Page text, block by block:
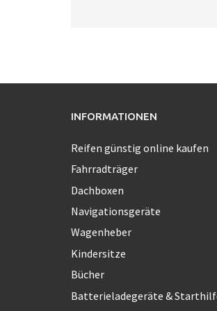
INFORMATIONEN
Reifen günstig online kaufen
Fahrradträger
Dachboxen
Navigationsgeräte
Wagenheber
Kindersitze
Bücher
Batterieladegeräte &